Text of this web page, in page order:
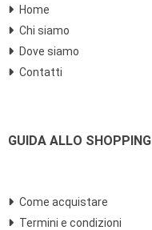
Home
Chi siamo
Dove siamo
Contatti
GUIDA ALLO SHOPPING
Come acquistare
Termini e condizioni